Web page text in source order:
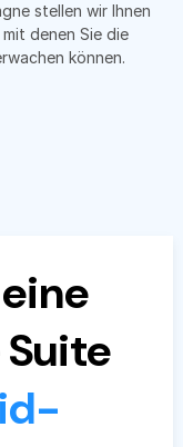
stellen wir Ihnen
denen Sie die
können.